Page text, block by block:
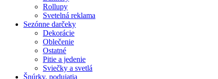
Rollupy
Svetelná reklama
Sezónne darčeky
Dekorácie
Oblečenie
Ostatné
Pitie a jedenie
Sviečky a svetlá
Šnúrky, podujatia